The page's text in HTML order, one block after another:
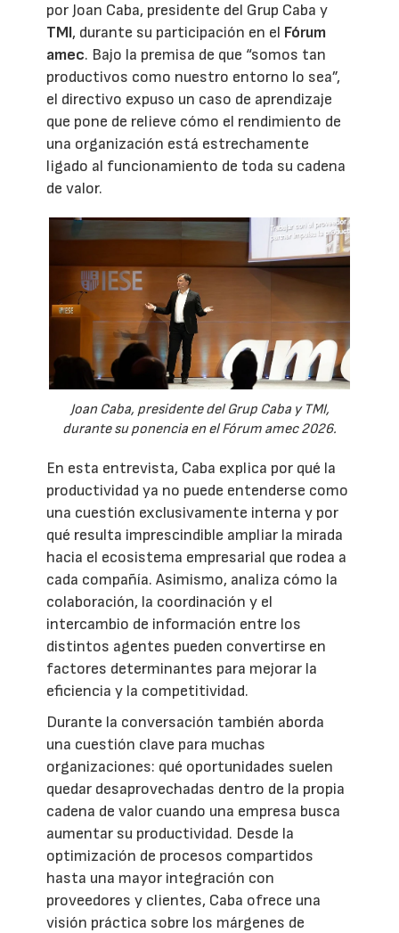
por Joan Caba, presidente del Grup Caba y
TMI, durante su participación en el Fórum
amec. Bajo la premisa de que “somos tan
productivos como nuestro entorno lo sea”,
el directivo expuso un caso de aprendizaje
que pone de relieve cómo el rendimiento de
una organización está estrechamente
ligado al funcionamiento de toda su cadena
de valor.
Joan Caba, presidente del Grup Caba y TMI,
durante su ponencia en el Fórum amec 2026.
En esta entrevista, Caba explica por qué la
productividad ya no puede entenderse como
una cuestión exclusivamente interna y por
qué resulta imprescindible ampliar la mirada
hacia el ecosistema empresarial que rodea a
cada compañía. Asimismo, analiza cómo la
colaboración, la coordinación y el
intercambio de información entre los
distintos agentes pueden convertirse en
factores determinantes para mejorar la
eficiencia y la competitividad.
Durante la conversación también aborda
una cuestión clave para muchas
organizaciones: qué oportunidades suelen
quedar desaprovechadas dentro de la propia
cadena de valor cuando una empresa busca
aumentar su productividad. Desde la
optimización de procesos compartidos
hasta una mayor integración con
proveedores y clientes, Caba ofrece una
visión práctica sobre los márgenes de